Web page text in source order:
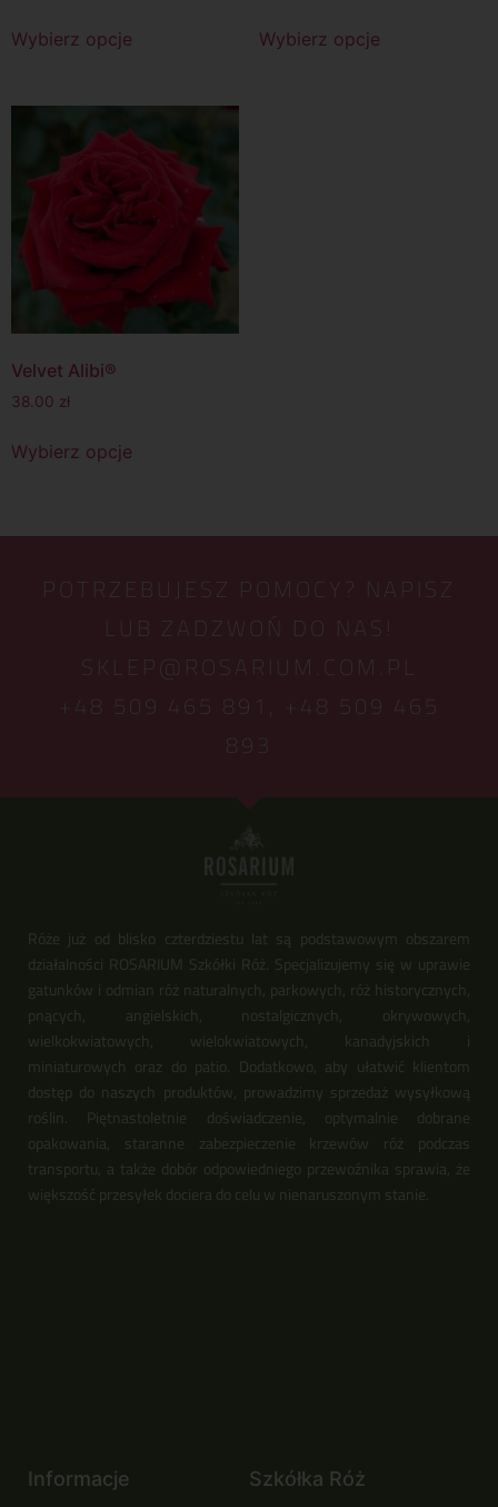
Wybierz opcje Wybierz opcje
Velvet Alibi®
38.00 zł
Wybierz opcje
POTRZEBUJESZ POMOCY? NAPISZ
LUB ZADZWOŃ DO NAS!
SKLEP@ROSARIUM.COM.PL
+48 509 465 891,
+48 509 465
893
Róże już od blisko czterdziestu lat są podstawowym obszarem
działalności ROSARIUM Szkółki Róż. Specjalizujemy się w uprawie
gatunków i odmian róż naturalnych, parkowych, róż historycznych,
pnących, angielskich, nostalgicznych, okrywowych,
wielkokwiatowych, wielokwiatowych, kanadyjskich i
miniaturowych oraz do patio. Dodatkowo, aby ułatwić klientom
dostęp do naszych produktów, prowadzimy sprzedaż wysyłkową
roślin. Piętnastoletnie doświadczenie, optymalnie dobrane
opakowania, staranne zabezpieczenie krzewów róż podczas
transportu, a także dobór odpowiedniego przewoźnika sprawia, że
większość przesyłek dociera do celu w nienaruszonym stanie.
Informacje Szkółka Róż